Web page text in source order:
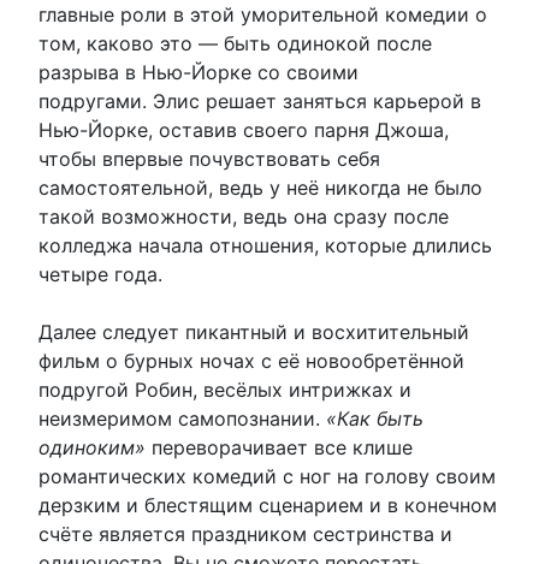
главные роли в этой уморительной комедии о
том, каково это — быть одинокой после
разрыва в Нью-Йорке со своими
подругами. Элис решает заняться карьерой в
Нью-Йорке, оставив своего парня Джоша,
чтобы впервые почувствовать себя
самостоятельной, ведь у неё никогда не было
такой возможности, ведь она сразу после
колледжа начала отношения, которые длились
четыре года.
Далее следует пикантный и восхитительный
фильм о бурных ночах с её новообретённой
подругой Робин, весёлых интрижках и
неизмеримом самопознании. «Как быть
одиноким» переворачивает все клише
романтических комедий с ног на голову своим
дерзким и блестящим сценарием и в конечном
счёте является праздником сестринства и